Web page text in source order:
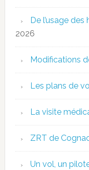
De l’usage
2026
Modifications
Les plans de
La visite
ZRT de
Un vol, un